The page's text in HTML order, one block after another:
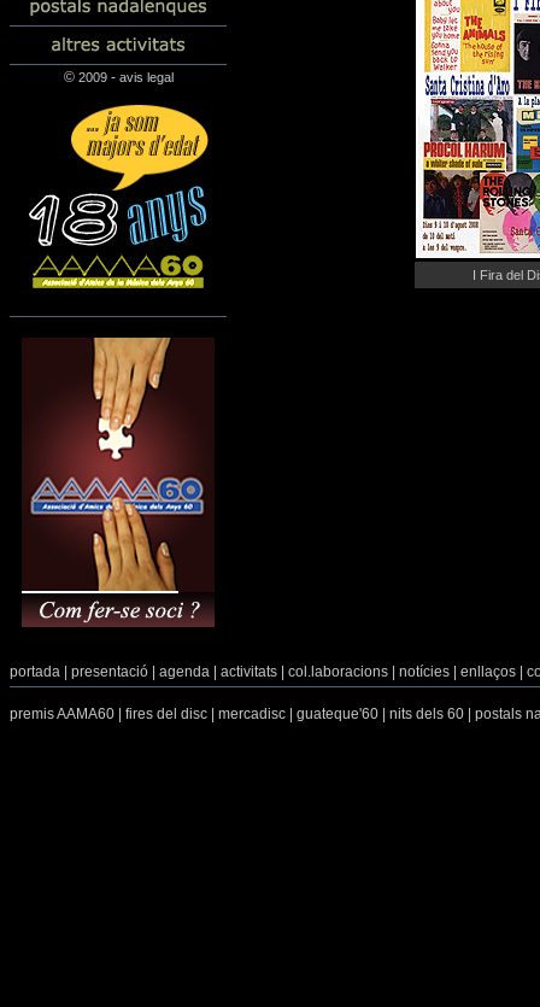
© 2009- avis legal
I Fira del
portada presentació agenda activitats col.laboracions notícies enllaços
premis AAMA60 fires del disc mercadisc guateque'60 nits dels 60 postals